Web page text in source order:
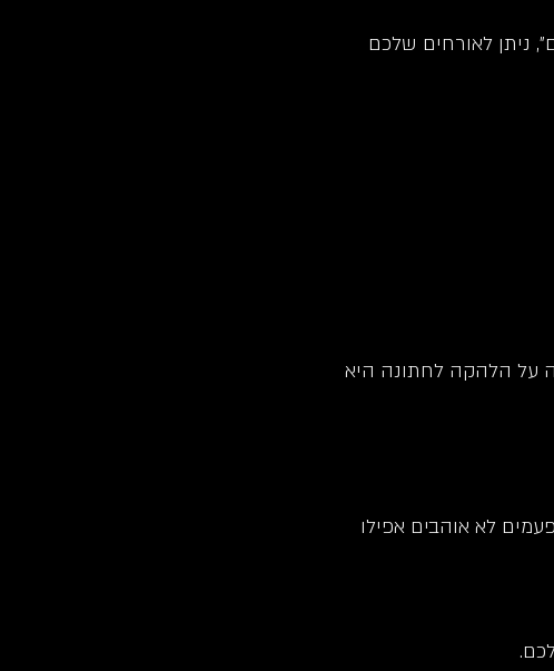
ניתן לאורחים שלכם
על הלהקה לחתונה היא
לא אוהבים אפילו